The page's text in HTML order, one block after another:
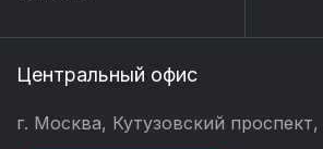
Центральный офис
г. Москва, Кутузовский проспект,